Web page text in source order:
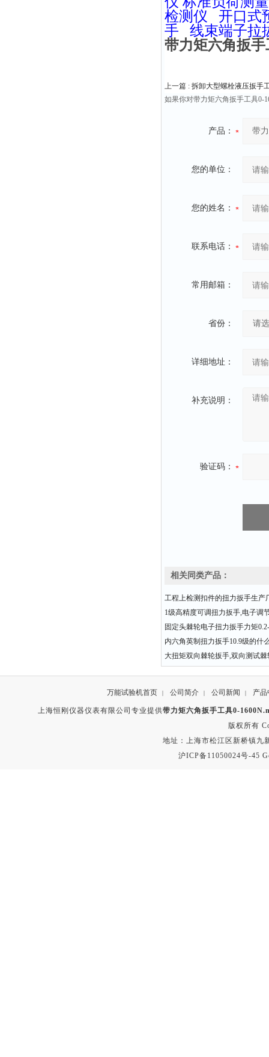
检测仪
开口式
手
线束端子拉
带力矩六角扳手
上一篇 : 拆卸大型螺栓液压扳手
如果你对带力矩六角扳手工具0-
产品：
您的单位：
您的姓名：
联系电话：
常用邮箱：
省份：
详细地址：
补充说明：
验证码：
相关同类产品：
工程上检测扣件的扭力扳手生产
1级高精度可调扭力扳手,电子调
固定头棘轮电子扭力扳手力矩
内六角英制扭力扳手10.9级的什
大扭矩双向棘轮扳手,双向测试
万能试验机首页 | 公司简介 | 公司新闻 | 产品
上海恒刚仪器仪表有限公司专业提供带力矩六角扳手工具0-
版权所有
地址：上海市松江区新桥镇九
沪ICP备11050024号-45